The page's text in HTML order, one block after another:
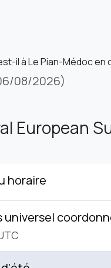
il à Le Pian-Médoc en
08/2026)
European
horaire
universel